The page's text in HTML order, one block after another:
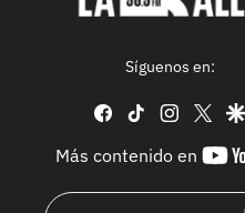
Síguenos en:
facebook
tiktok
Más contenido en